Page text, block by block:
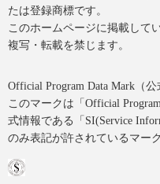
たは登録商標です。
このホームページに掲載して
複写・転載を禁じます。
Official Program Data Mark（公
このマークは「Official
式情報である「SI(Service
のみ表記が許されているマーク